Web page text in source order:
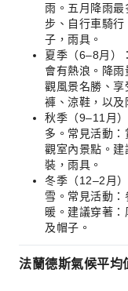
雨。五月降雨最
步、自行車騎
子，雨具。
夏季（6–8月）
會有熱浪。降
觀風景名勝、
褲、涼鞋，以及
秋季（9–11月
多。常見活動
觀室內景點。
裝，雨具。
冬季（12–2月
雪。常見活動
暖。建議穿著
及帽子。
法蘭德斯氣候平均